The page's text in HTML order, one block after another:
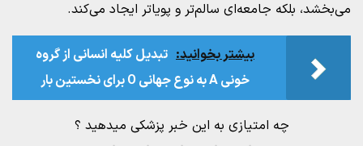
می‌بخشد، بلکه جامعه‌ای سالم‌تر و پویاتر ایجاد می‌کند.
بیشتر بخوانید: تبدیل کلیه انسانی از گروه
خونی A به نوع جهانی O برای نخستین بار
چه امتیازی به این خبر پزشکی میدهید ؟